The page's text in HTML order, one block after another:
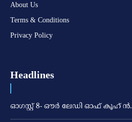
About Us
Terms & Conditions
Privacy Policy
Headlines
ഓഗസ്റ്റ് 8- ഔര്‍ ലേഡി ഓഫ് കൂഹ് ന്‍.